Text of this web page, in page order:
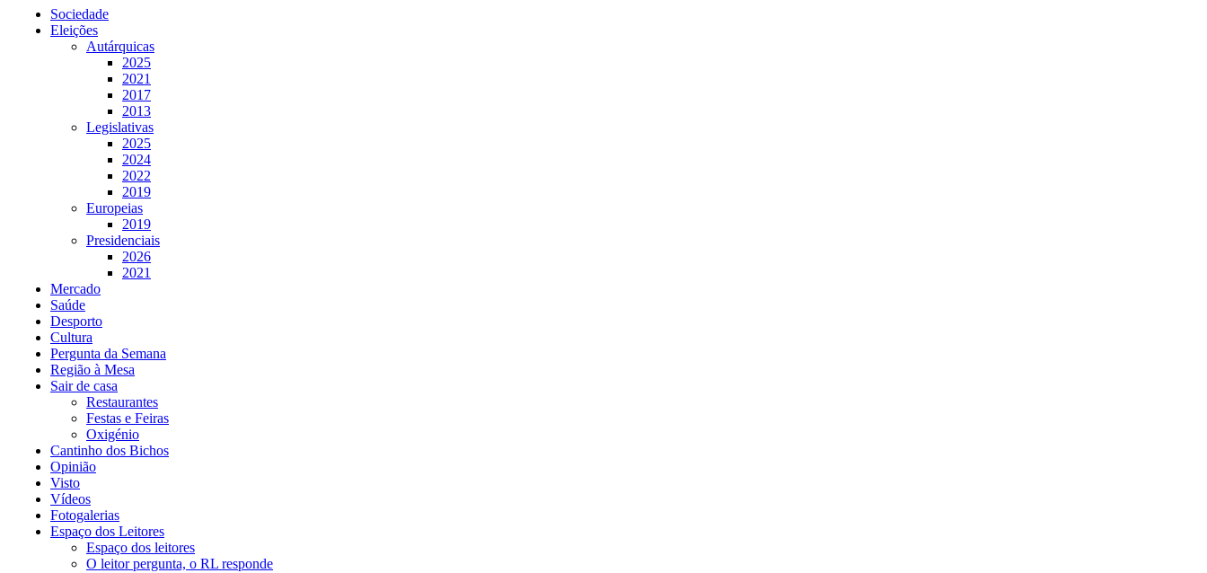
Sociedade
Eleições
Autárquicas
2025
2021
2017
2013
Legislativas
2025
2024
2022
2019
Europeias
2019
Presidenciais
2026
2021
Mercado
Saúde
Desporto
Cultura
Pergunta da Semana
Região à Mesa
Sair de casa
Restaurantes
Festas e Feiras
Oxigénio
Cantinho dos Bichos
Opinião
Visto
Vídeos
Fotogalerias
Espaço dos Leitores
Espaço dos leitores
O leitor pergunta, o RL responde